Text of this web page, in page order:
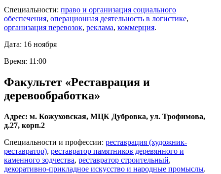
Специальности: право и организация социального
обеспечения, операционная деятельность в логистике,
организация перевозок, реклама, коммерция.
Дата: 16 ноября
Время: 11:00
Факультет «Реставрация и
деревообработка»
Адрес: м. Кожуховская, МЦК Дубровка, ул. Трофимова,
д.27, корп.2
Специальности и профессии: реставрация (художник-
реставратор), реставратор памятников деревянного и
каменного зодчества, реставратор строительный,
декоративно-прикладное искусство и народные промыслы.